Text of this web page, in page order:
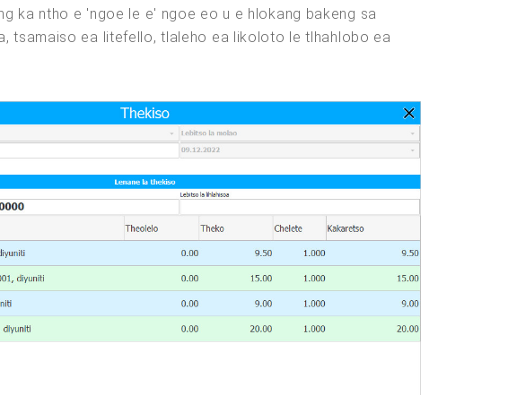
ka ntho e 'ngoe le e' ngoe eo u e hlokang bakeng sa
tsamaiso ea litefello, tlaleho ea likoloto le tlhahlobo ea